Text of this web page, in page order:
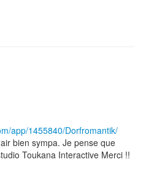
app/1455840/Dorfromantik/
bien sympa. Je pense que
Toukana Interactive Merci !!